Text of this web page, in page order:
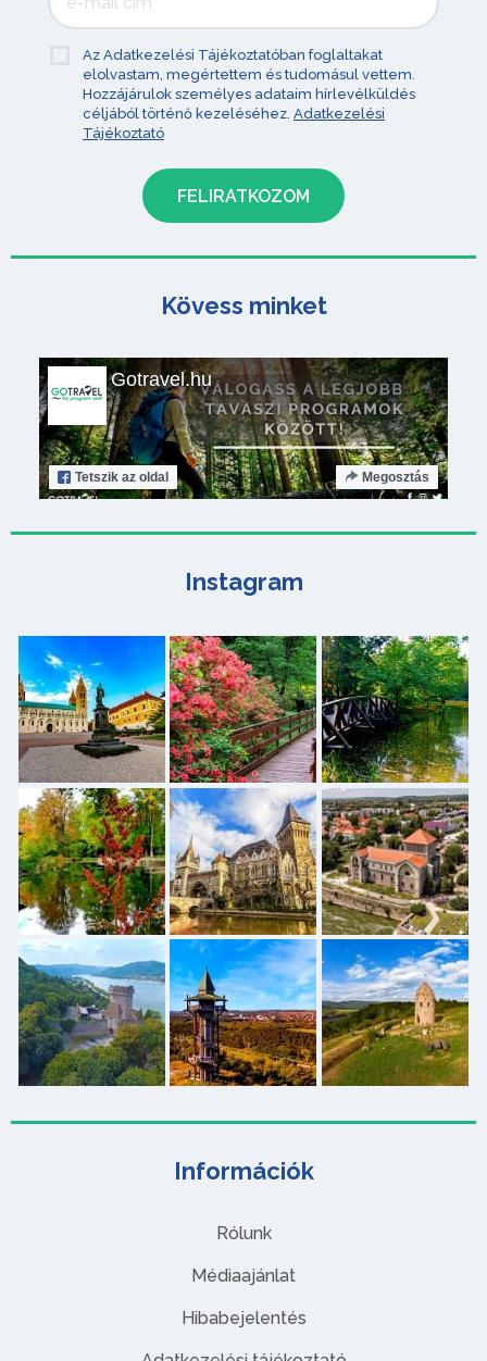
Információk
Rólunk
Médiaajánlat
Hibabejelentés
Az Adatkezelési Tájékoztatóban foglaltakat
elolvastam, megértettem és tudomásul vettem.
Hozzájárulok személyes adataim hírlevélküldés
céljából történő kezeléséhez. Adatkezelési
Tájékoztató
Kövess minket
Gotravel.hu
Tetszik az oldal Megosztás
Instagram